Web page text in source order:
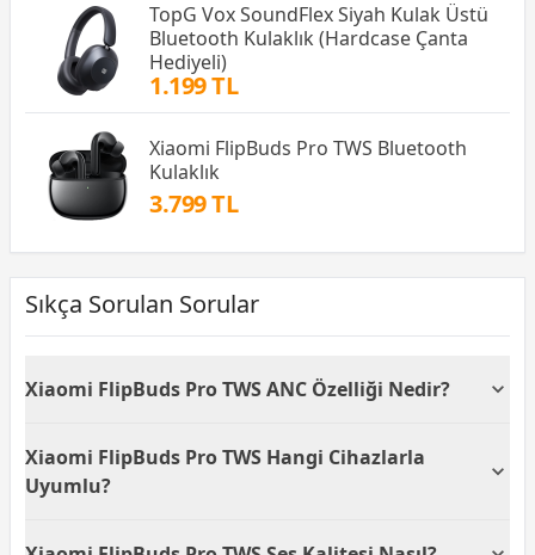
TopG Vox SoundFlex Siyah Kulak Üstü
Bluetooth Kulaklık (Hardcase Çanta
Hediyeli)
1.199 TL
Xiaomi FlipBuds Pro TWS Bluetooth
Kulaklık
3.799 TL
Sıkça Sorulan Sorular
Xiaomi FlipBuds Pro TWS ANC Özelliği Nedir?
özelliğine sahiptir. Bu özellik, çevreden gelen
gürültüleri engelleyerek daha net ve kesintisiz bir
Xiaomi FlipBuds Pro TWS Hangi Cihazlarla
Uyumlu?